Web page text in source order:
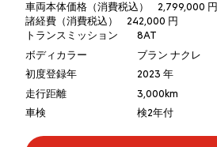
車両本体価格（消費税込）
2,799,000 円
諸経費（消費税込）
242,000 円
トランスミッション
8AT
ボディカラー
ブラン ナクレ
初度登録年
2023 年
走行距離
3,000km
車検
検2年付